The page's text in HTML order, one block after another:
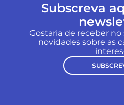
Subscreva
Gostaria de receber
novidades sobre as